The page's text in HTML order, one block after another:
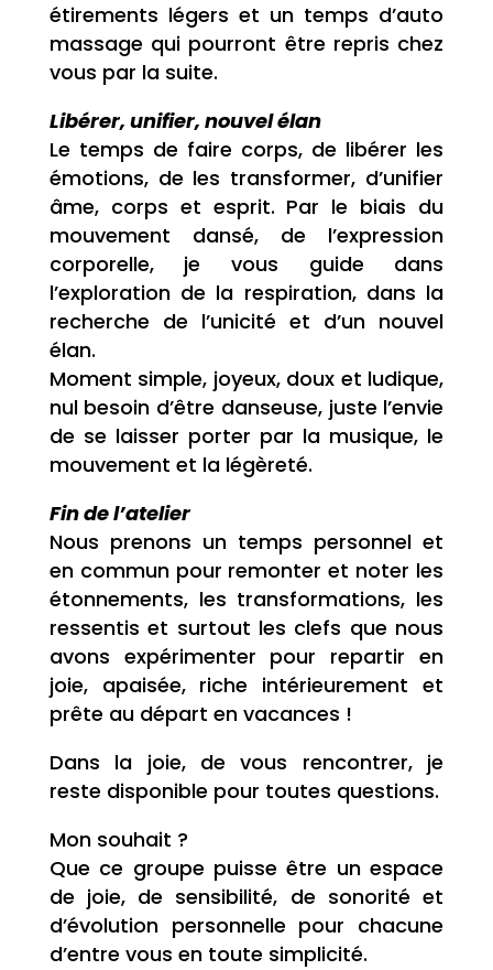
étirements légers et un temps d’auto
massage qui pourront être repris chez
vous par la suite.
Libérer, unifier, nouvel élan
Le temps de faire corps, de libérer les
émotions, de les transformer, d’unifier
âme, corps et esprit. Par le biais du
mouvement dansé, de l’expression
corporelle, je vous guide dans
l’exploration de la respiration, dans la
recherche de l’unicité et d’un nouvel
élan.
Moment simple, joyeux, doux et ludique,
nul besoin d’être danseuse, juste l’envie
de se laisser porter par la musique, le
mouvement et la légèreté.
Fin de l’atelier
Nous prenons un temps personnel et
en commun pour remonter et noter les
étonnements, les transformations, les
ressentis et surtout les clefs que nous
avons expérimenter pour repartir en
joie, apaisée, riche intérieurement et
prête au départ en vacances !
Dans la joie, de vous rencontrer, je
reste disponible pour toutes questions.
Mon souhait ?
Que ce groupe puisse être un espace
de joie, de sensibilité, de sonorité et
d’évolution personnelle pour chacune
d’entre vous en toute simplicité.